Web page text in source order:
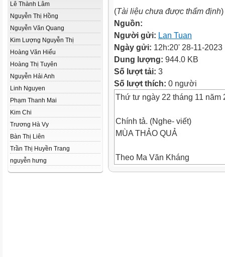
Lê Thành Lâm
Nguyễn Thị Hồng
Nguyễn Văn Quang
Kim Lượng Nguyễn Thị
Hoàng Văn Hiếu
Hoàng Thị Tuyên
Nguyễn Hải Anh
Linh Nguyen
Phạm Thanh Mai
Kim Chi
Trương Hà Vy
Bàn Thị Liên
Trần Thị Huyền Trang
nguyễn hưng
(Tài liệu chưa được thẩm định)
Nguồn:
Người gửi: Lan Tuan
Ngày gửi: 12h:20' 28-11-2023
Dung lượng: 944.0 KB
Số lượt tải: 3
Số lượt thích: 0 người
Thứ tư ngày 22 tháng 11 năm
Chính tả. (Nghe- viết)
MÙA THẢO QUẢ
Theo Ma Văn Kháng